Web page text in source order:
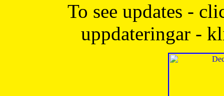
To see updates -
uppdateringar -